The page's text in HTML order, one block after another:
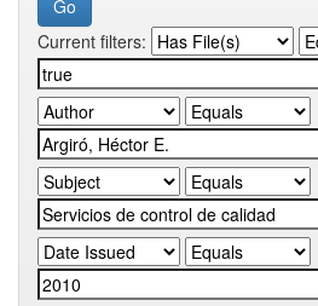
Current filters: